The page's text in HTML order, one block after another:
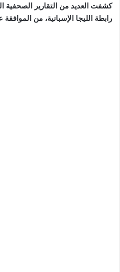
كشفت العديد من التقارير الصحفية
رابطة الليجا الإسبانية، من